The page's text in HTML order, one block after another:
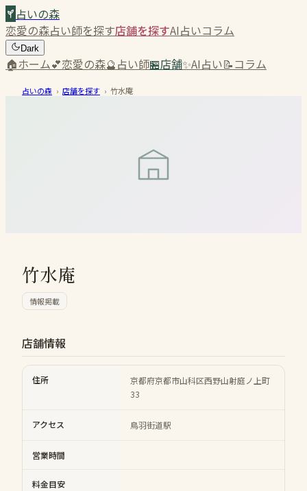
占いの森
恋愛の森占い師を探す店舗を探すAI占いコラム
Dark
🏠ホーム💕恋愛の森🔮占い師🏪店舗✨AI占い📝コラム
占いの森 › 店舗を探す › 竹水庵
竹水庵
情報掲載
店舗情報
住所
京都府京都市山科区西野山射庭ノ上町
33
アクセス 鳥羽街道駅
営業時間
料金目安